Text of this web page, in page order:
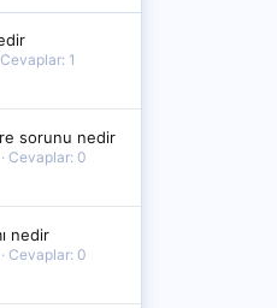
Cevaplar: 1
sorunu nedir
Cevaplar: 0
nedir
Cevaplar: 0